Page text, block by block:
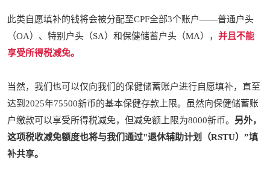
此类自愿填补的钱将会被分配至CPF全部3个账户——普通户头
（OA）、特别户头（SA）和保健储蓄户头（MA），并且不能
享受所得税减免。
当然，我们也可以仅向我们的保健储蓄账户进行自愿填补，直至
达到2025年75500新币的基本保健存款上限。虽然向保健储蓄账
户缴款可以享受所得税减免，但减免额上限为8000新币。 另外，
这项税收减免额度也将与我们通过"退休辅助计划（RSTU）”填
补共享。